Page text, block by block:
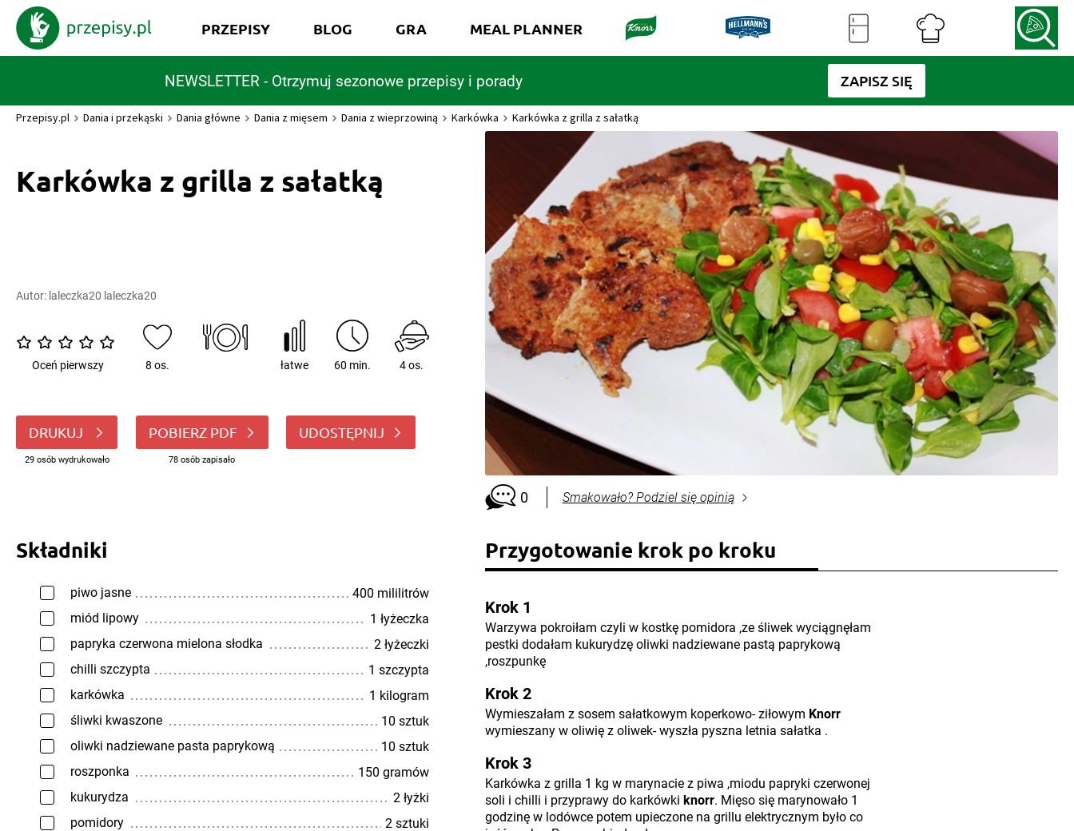
NEWSLETTER - Otrzymuj sezonowe przepisy i porady ZAPISZ SIĘ
PRZEPISY BLOG GRA MEAL PLANNER
Przepisy.pl Dania i przekąski Dania główne Dania z mięsem Dania z wieprzowiną Karkówka Karkówka z grilla z sałatką
Karkówka z grilla z sałatką
Autor: laleczka20 laleczka20
Oceń pierwszy 8 os. łatwe 60 min. 4 os.
DRUKUJ
29 osób wydrukowało
POBIERZ PDF
78 osób zapisało
UDOSTĘPNIJ
0 Smakowało? Podziel się opinią
Składniki
piwo jasne
400 mililitrów
miód lipowy
1 łyżeczka
papryka czerwona mielona słodka
2 łyżeczki
chilli szczypta
1 szczypta
karkówka
1 kilogram
śliwki kwaszone
10 sztuk
oliwki nadziewane pasta paprykową
10 sztuk
roszponka
150 gramów
kukurydza
2 łyżki
pomidory
2 sztuki
Przygotowanie krok po kroku
Krok 1
Warzywa pokroiłam czyli w kostkę pomidora ,ze śliwek wyciągnęłam
pestki dodałam kukurydzę oliwki nadziewane pastą paprykową
,roszpunkę
Krok 2
Wymieszałam z sosem sałatkowym koperkowo- ziłowym Knorr
wymieszany w oliwię z oliwek- wyszła pyszna letnia sałatka .
Krok 3
Karkówka z grilla 1 kg w marynacie z piwa ,miodu papryki czerwonej
soli i chilli i przyprawy do karkówki knorr. Mięso się marynowało 1
godzinę w lodówce potem upieczone na grillu elektrycznym było co